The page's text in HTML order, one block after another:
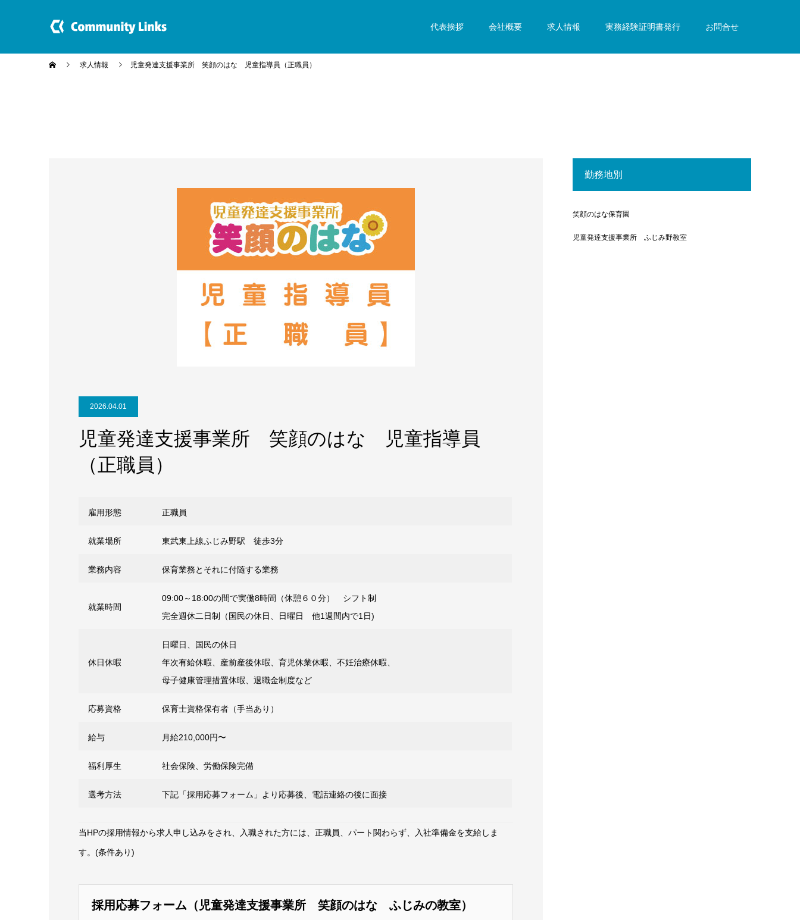
代表挨拶 会社概要 求人情報 実務経験証明書発行 お問合せ
求人情報 児童発達支援事業所 笑顔のはな 児童指導員（正職員）
2026.04.01
児童発達支援事業所 笑顔のはな 児童指導員
（正職員）
雇用形態 正職員
就業場所 東武東上線ふじみ野駅 徒歩3分
業務内容 保育業務とそれに付随する業務
就業時間
09:00～18:00の間で実働8時間（休憩６０分） シフト制
完全週休二日制（国民の休日、日曜日 他1週間内で1日)
休日休暇
日曜日、国民の休日
年次有給休暇、産前産後休暇、育児休業休暇、不妊治療休暇、
母子健康管理措置休暇、退職金制度など
応募資格 保育士資格保有者（手当あり）
給与 月給210,000円〜
福利厚生 社会保険、労働保険完備
選考方法 下記「採用応募フォーム」より応募後、電話連絡の後に面接
当HPの採用情報から求人申し込みをされ、入職された方には、正職員、パート関わらず、入社準備金を支給しま
す。(条件あり)
採用応募フォーム（児童発達支援事業所 笑顔のはな ふじみの教室）
勤務地別
笑顔のはな保育園
児童発達支援事業所 ふじみ野教室